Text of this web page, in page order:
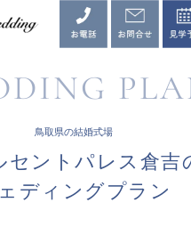
鳥取県の結婚式場
セントパレス倉吉
ディングプラン